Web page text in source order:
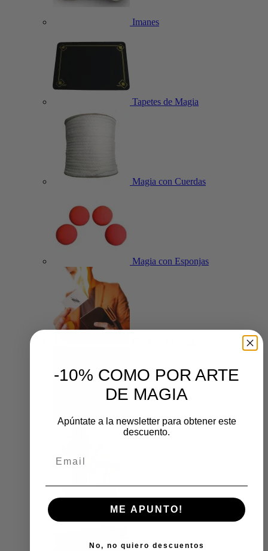
Imanes
Tapetes de Magia
Magia con Cuerdas
Magia con Esponjas
Productos Flash
Magos de Papel
-10% COMO POR ARTE
DE MAGIA
Apúntate a la newsletter para obtener este
descuento.
ME APUNTO!
No, no quiero descuentos